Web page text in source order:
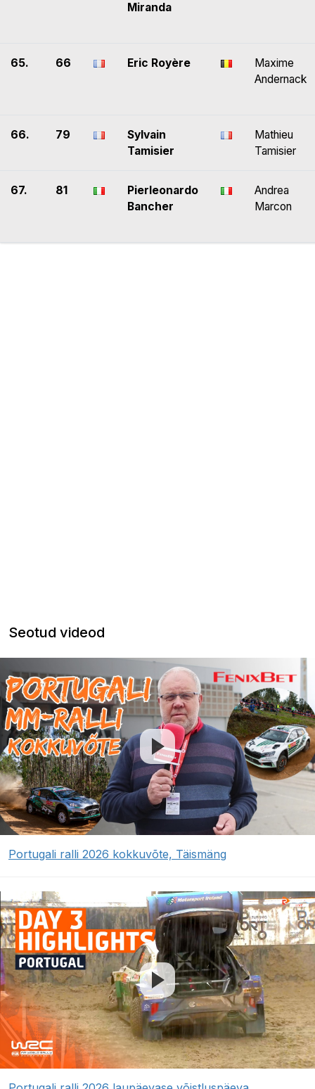
Miranda
65. 66 Eric Royère
Maxime
Andernack
66. 79
Sylvain
Tamisier
Mathieu
Tamisier
67. 81
Pierleonardo
Bancher
Andrea
Marcon
Seotud videod
Portugali ralli 2026 kokkuvõte, Täismäng